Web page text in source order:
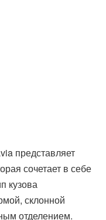
представляет
сочетает в себе
кузова
склонной
отделением.